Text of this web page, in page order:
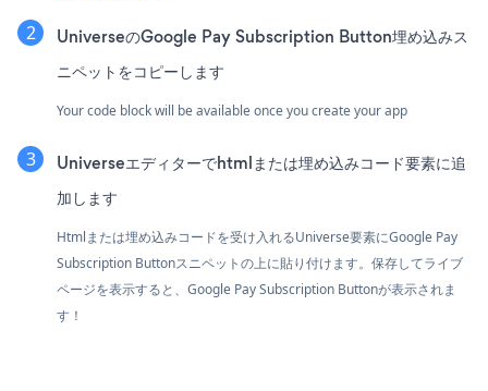
UniverseのGoogle Pay Subscription Button埋め込みス
ニペットをコピーします
Your code block will be available once you create your app
Universeエディターでhtmlまたは埋め込みコード要素に追
加します
Htmlまたは埋め込みコードを受け入れるUniverse要素にGoogle Pay
Subscription Buttonスニペットの上に貼り付けます。保存してライブ
ページを表示すると、Google Pay Subscription Buttonが表示されま
す！